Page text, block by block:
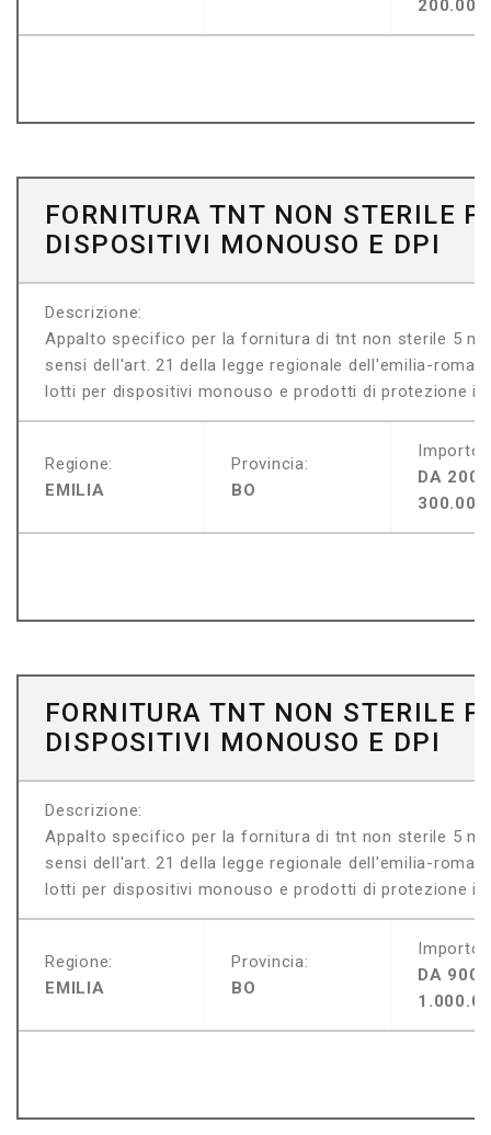
200.000
FORNITURA TNT NON STERILE
DISPOSITIVI MONOUSO E DPI
Descrizione:
Appalto specifico per la fornitura di tnt non sterile 5
sensi dell'art. 21 della legge regionale dell'emilia-
lotti per dispositivi monouso e prodotti di protezione
Regione:
EMILIA
Provincia:
BO
Importo:
DA
300.000
FORNITURA TNT NON STERILE
DISPOSITIVI MONOUSO E DPI
Descrizione:
Appalto specifico per la fornitura di tnt non sterile 5
sensi dell'art. 21 della legge regionale dell'emilia-
lotti per dispositivi monouso e prodotti di protezione
Regione:
EMILIA
Provincia:
BO
Importo:
DA